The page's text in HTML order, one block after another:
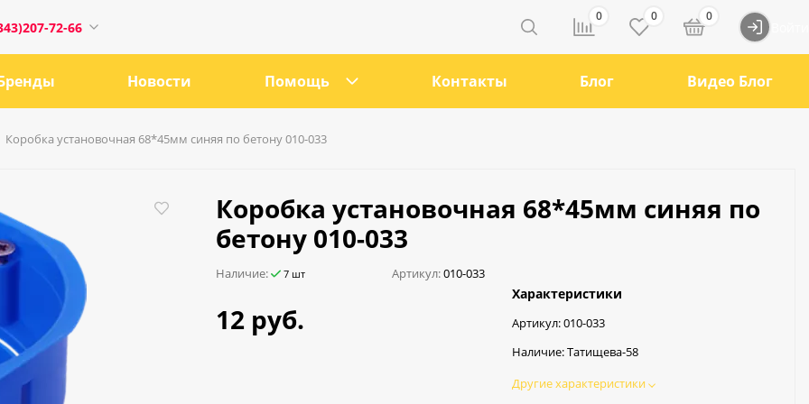
72-66
21
0 0 0
Новости Помощь Контакты Блог Видео Блог
Коробка установочная 68*45мм синяя по бетону 010-033
Коробка установочная 68*45мм синяя по
бетону 010-033
Наличие: 7 шт Артикул:010-033
12 руб.
Характеристики
Артикул:010-033
Наличие:Татищева-58
Другие характеристики